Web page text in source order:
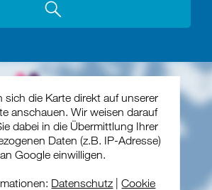
sich die Karte direkt auf unserer
anschauen. Wir weisen darauf
dabei in die Übermittlung Ihrer
Daten (z.B. IP-Adresse)
an Google einwilligen.
Datenschutz |Cookie